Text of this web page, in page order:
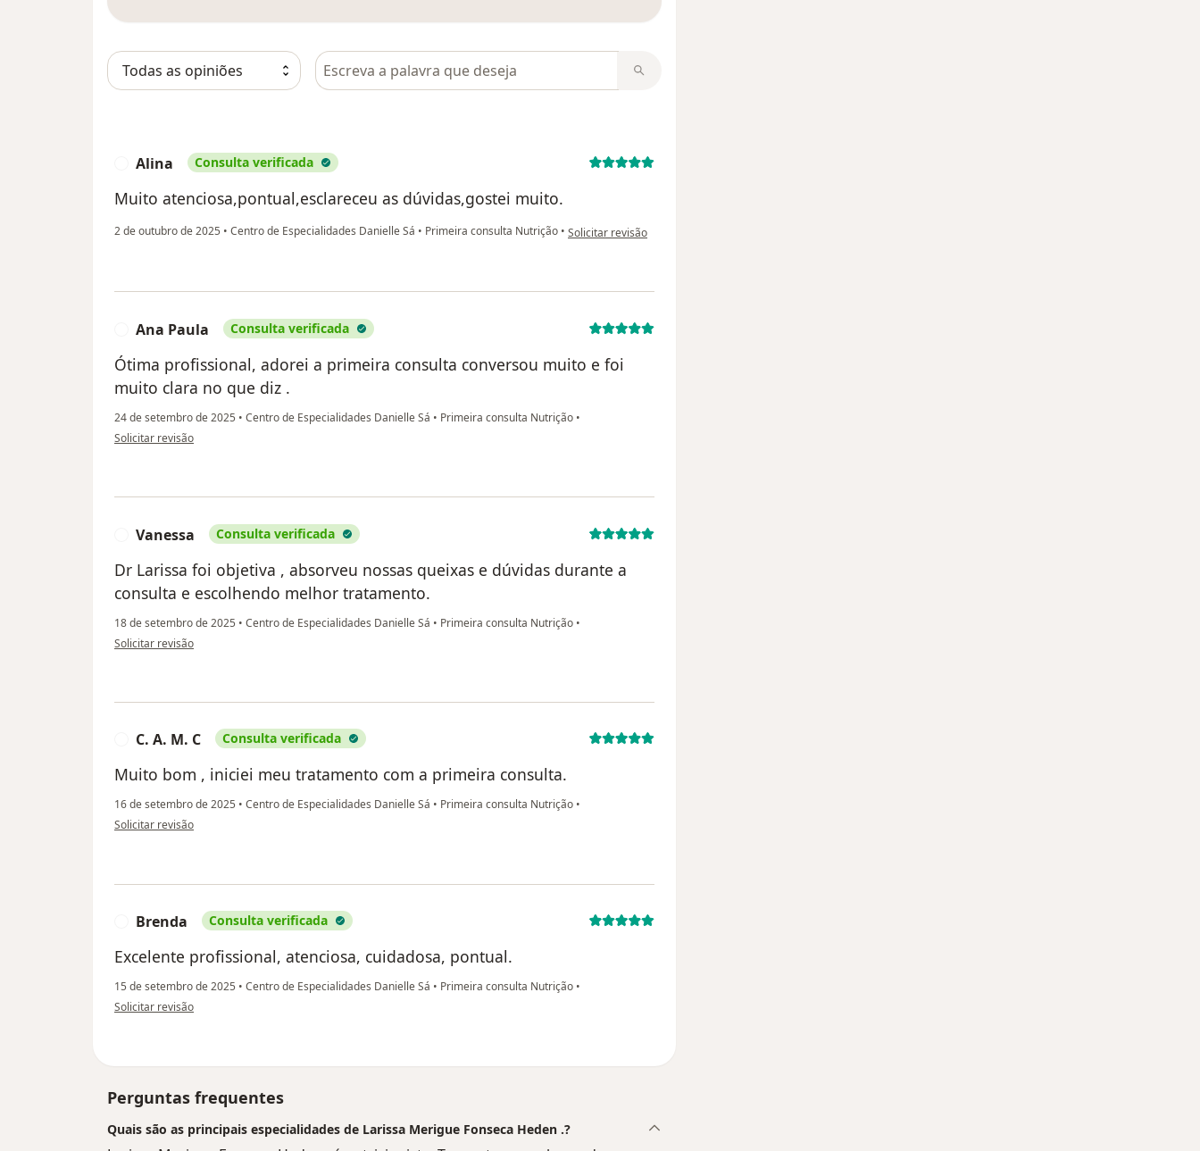
Pesquisar em opiniões
Alina Consulta verificada
Muito atenciosa,pontual,esclareceu as dúvidas,gostei muito.
2 de outubro de 2025 • Centro de Especialidades Danielle Sá • Primeira consulta Nutrição • na opinião do utilizador Alina
Solicitar revisão
Ana Paula Consulta verificada
Ótima profissional, adorei a primeira consulta conversou muito e foi
muito clara no que diz .
24 de setembro de 2025 • Centro de Especialidades Danielle Sá • Primeira consulta Nutrição •
na opinião do utilizador Ana Paula
Solicitar revisão
Vanessa Consulta verificada
Dr Larissa foi objetiva , absorveu nossas queixas e dúvidas durante a
consulta e escolhendo melhor tratamento.
18 de setembro de 2025 • Centro de Especialidades Danielle Sá • Primeira consulta Nutrição •
na opinião do utilizador Vanessa
Solicitar revisão
C. A. M. C Consulta verificada
Muito bom , iniciei meu tratamento com a primeira consulta.
16 de setembro de 2025 • Centro de Especialidades Danielle Sá • Primeira consulta Nutrição •
na opinião do utilizador C. A. M. C
Solicitar revisão
Brenda Consulta verificada
Excelente profissional, atenciosa, cuidadosa, pontual.
15 de setembro de 2025 • Centro de Especialidades Danielle Sá • Primeira consulta Nutrição •
na opinião do utilizador Brenda
Solicitar revisão
Perguntas frequentes
Quais são as principais especialidades de Larissa Merigue Fonseca Heden .?